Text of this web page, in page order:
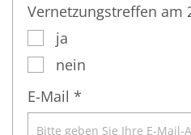
Vernetzungstreffen am
ja
nein
E-Mail *